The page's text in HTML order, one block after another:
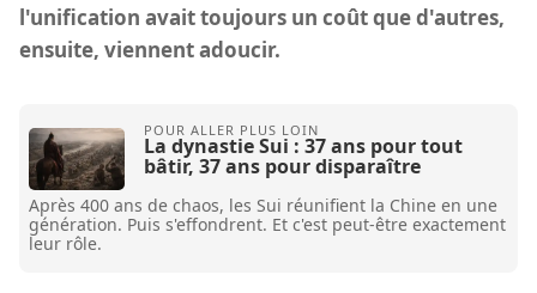
l'unification avait toujours un coût que d'autres,
ensuite, viennent adoucir.
La dynastie Sui : 37 ans pour tout
bâtir, 37 ans pour disparaître
Après 400 ans de chaos, les Sui réunifient la Chine en une
génération. Puis s'effondrent. Et c'est peut-être exactement
leur rôle.